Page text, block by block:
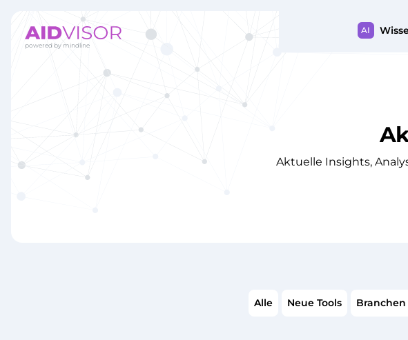
Aktuelle Insights,
Alle Neue Tools Branchen
AI